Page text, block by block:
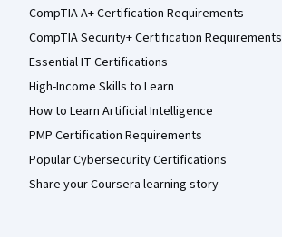
CompTIA A+ Certification Requirements
CompTIA Security+ Certification Requirements
Essential IT Certifications
High-Income Skills to Learn
How to Learn Artificial Intelligence
PMP Certification Requirements
Popular Cybersecurity Certifications
Share your Coursera learning story